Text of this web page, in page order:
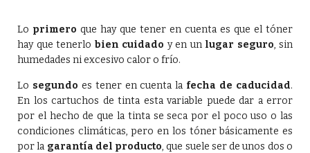
Lo primero que hay que tener en cuenta es que el tóner
hay que tenerlo bien cuidado y en un lugar seguro, sin
humedades ni excesivo calor o frío.
Lo segundo es tener en cuenta la fecha de caducidad.
En los cartuchos de tinta esta variable puede dar a error
por el hecho de que la tinta se seca por el poco uso o las
condiciones climáticas, pero en los tóner básicamente es
por la garantía del producto, que suele ser de unos dos o